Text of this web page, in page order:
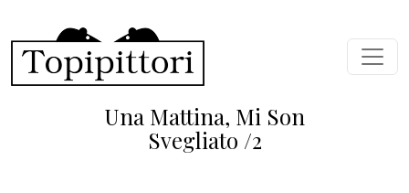
Una Mattina, Mi Son
Svegliato /2